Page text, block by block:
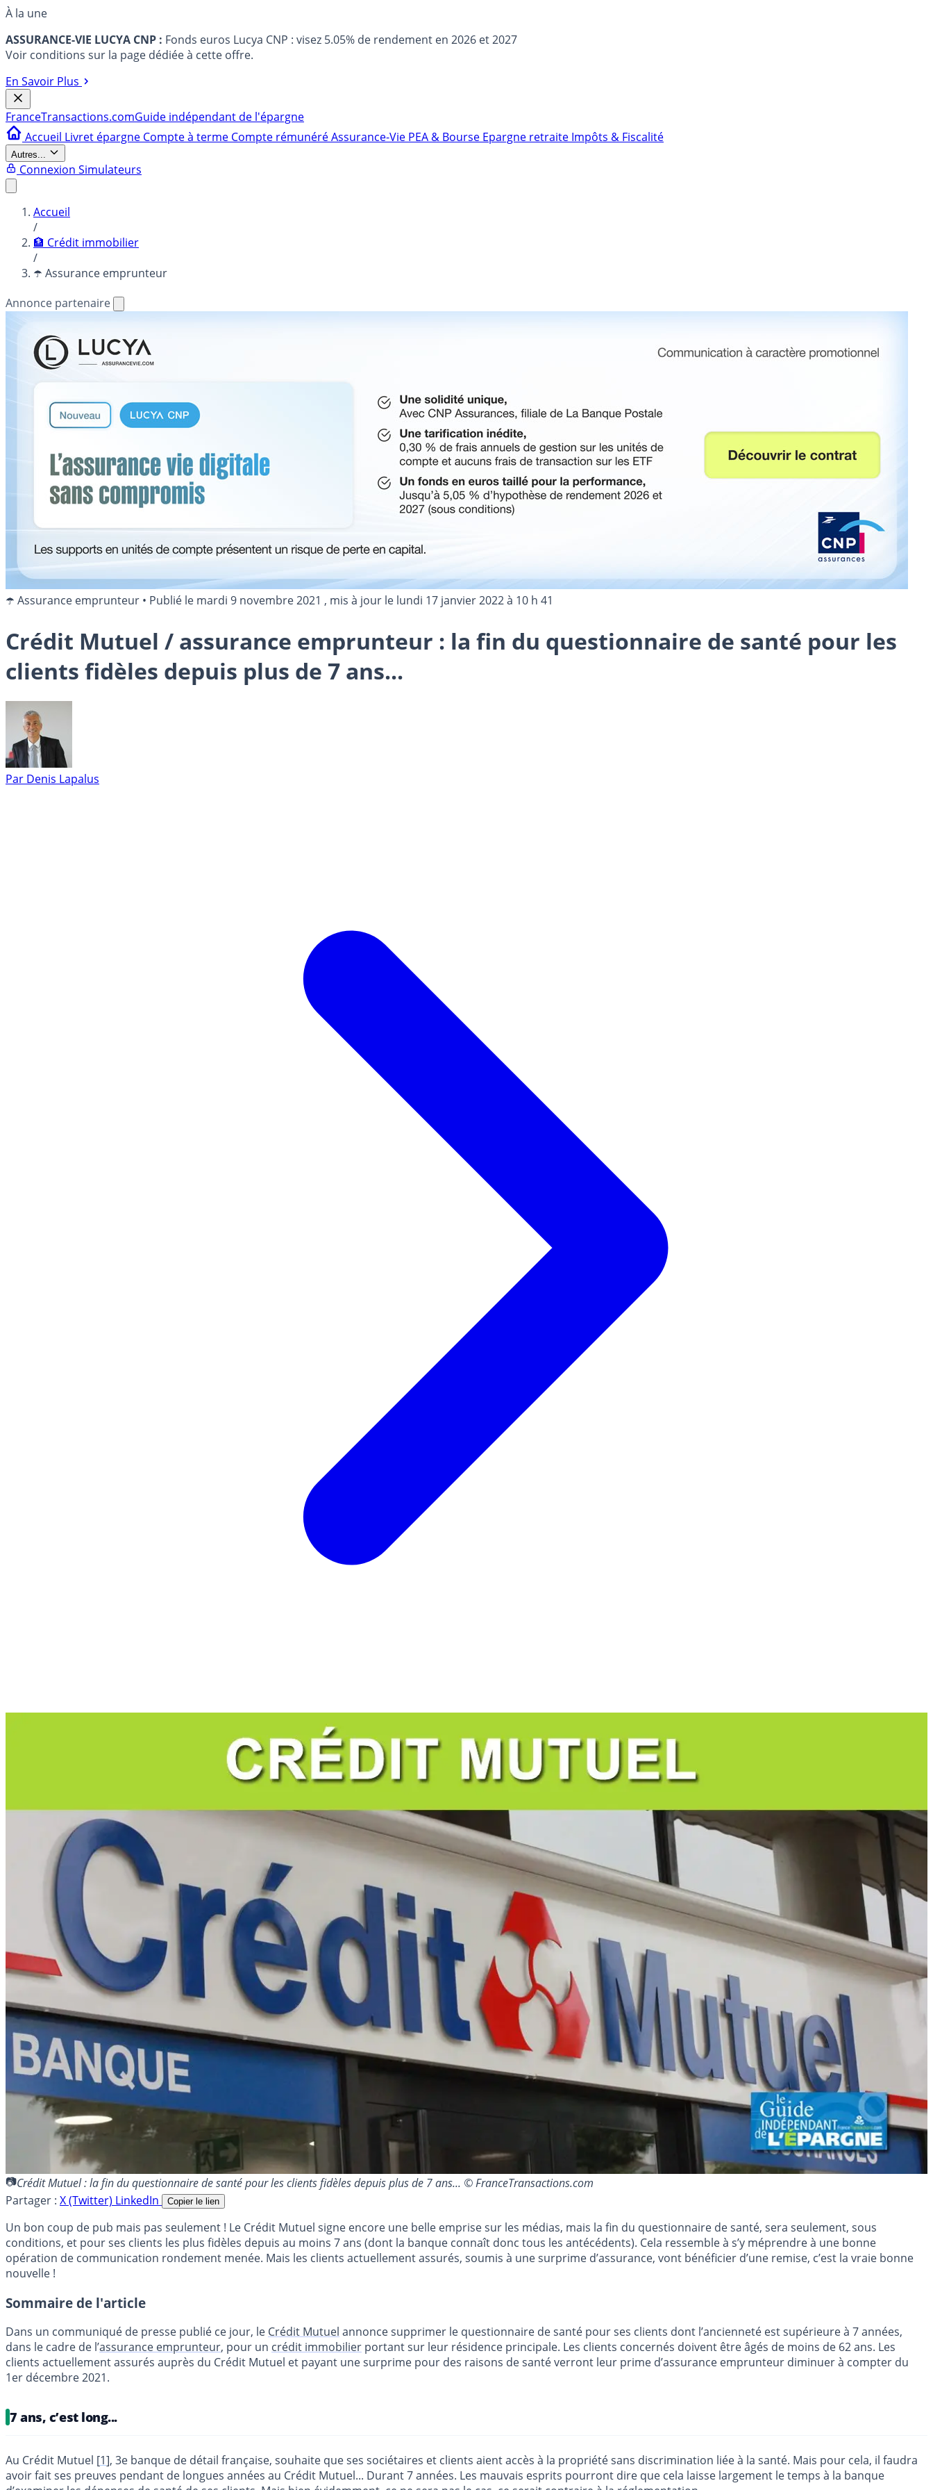
À la une
ASSURANCE-VIE LUCYA CNP : Fonds euros Lucya CNP : visez 5.05% de rendement en 2026 et 2027
Voir conditions sur la page dédiée à cette offre.
En Savoir Plus
FranceTransactions.comGuide indépendant de l'épargne
Accueil Livret épargne Compte à terme Compte rémunéréAssurance-Vie PEA & Bourse Epargne retraite Impôts & Fiscalité
Autres...
Connexion Simulateurs
Accueil
/
🏦 Crédit immobilier
/
☂️ Assurance emprunteur
Annonce partenaire
☂️ Assurance emprunteur • Publié le mardi 9 novembre 2021 , mis à jour le lundi 17 janvier 2022 à 10 h 41
Crédit Mutuel / assurance emprunteur : la fin du questionnaire de santé pour les
clients fidèles depuis plus de 7 ans...
Par Denis Lapalus
Crédit Mutuel : la fin du questionnaire de santé pour les clients fidèles depuis plus de 7 ans... © FranceTransactions.com
Partager : X (Twitter) LinkedIn Copier le lien
Un bon coup de pub mais pas seulement ! Le Crédit Mutuel signe encore une belle emprise sur les médias, mais la fin du questionnaire de santé, sera seulement, sous
conditions, et pour ses clients les plus fidèles depuis au moins 7 ans (dont la banque connaît donc tous les antécédents). Cela ressemble à s’y méprendre à une bonne
opération de communication rondement menée. Mais les clients actuellement assurés, soumis à une surprime d’assurance, vont bénéficier d’une remise, c’est la vraie bonne
nouvelle !
Sommaire de l'article
Dans un communiqué de presse publié ce jour, le Crédit Mutuel annonce supprimer le questionnaire de santé pour ses clients dont l’ancienneté est supérieure à 7 années,
dans le cadre de l’assurance emprunteur, pour un crédit immobilier portant sur leur résidence principale. Les clients concernés doivent être âgés de moins de 62 ans. Les
clients actuellement assurés auprès du Crédit Mutuel et payant une surprime pour des raisons de santé verront leur prime d’assurance emprunteur diminuer à compter du
1er décembre 2021.
7 ans, c’est long...
Au Crédit Mutuel [1], 3e banque de détail française, souhaite que ses sociétaires et clients aient accès à la propriété sans discrimination liée à la santé. Mais pour cela, il faudra
avoir fait ses preuves pendant de longues années au Crédit Mutuel... Durant 7 années. Les mauvais esprits pourront dire que cela laisse largement le temps à la banque